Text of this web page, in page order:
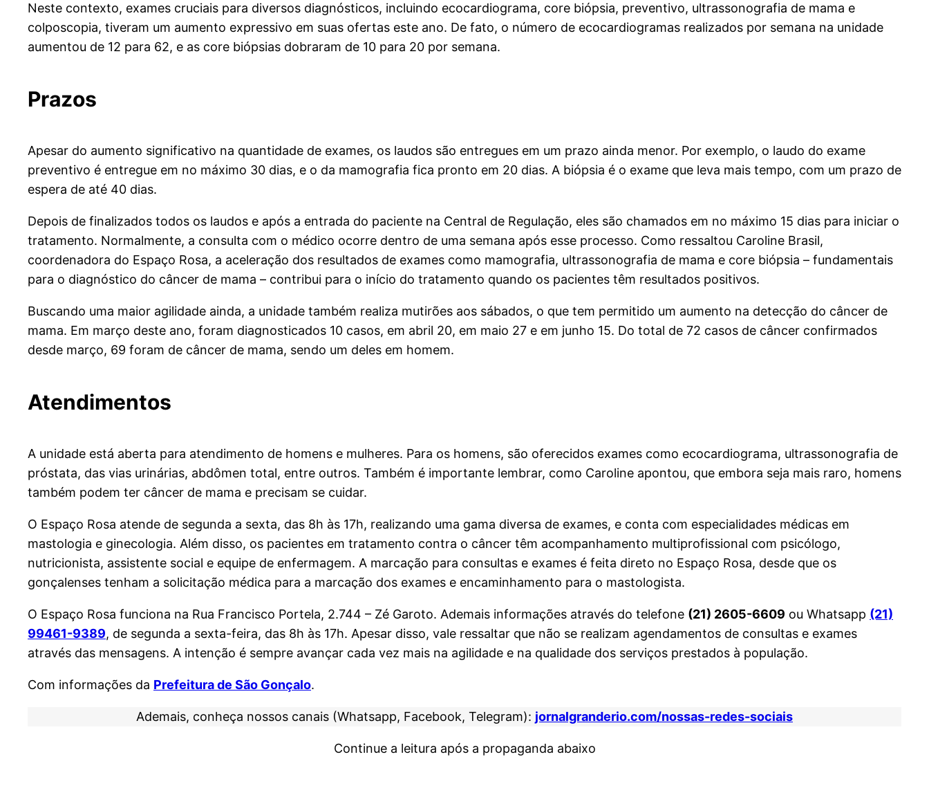
Neste contexto, exames cruciais para diversos diagnósticos, incluindo ecocardiograma, core biópsia, preventivo, ultrassonografia de mama e
colposcopia, tiveram um aumento expressivo em suas ofertas este ano. De fato, o número de ecocardiogramas realizados por semana na unidade
aumentou de 12 para 62, e as core biópsias dobraram de 10 para 20 por semana.
Prazos
Apesar do aumento significativo na quantidade de exames, os laudos são entregues em um prazo ainda menor. Por exemplo, o laudo do exame
preventivo é entregue em no máximo 30 dias, e o da mamografia fica pronto em 20 dias. A biópsia é o exame que leva mais tempo, com um prazo de
espera de até 40 dias.
Depois de finalizados todos os laudos e após a entrada do paciente na Central de Regulação, eles são chamados em no máximo 15 dias para iniciar o
tratamento. Normalmente, a consulta com o médico ocorre dentro de uma semana após esse processo. Como ressaltou Caroline Brasil,
coordenadora do Espaço Rosa, a aceleração dos resultados de exames como mamografia, ultrassonografia de mama e core biópsia – fundamentais
para o diagnóstico do câncer de mama – contribui para o início do tratamento quando os pacientes têm resultados positivos.
Buscando uma maior agilidade ainda, a unidade também realiza mutirões aos sábados, o que tem permitido um aumento na detecção do câncer de
mama. Em março deste ano, foram diagnosticados 10 casos, em abril 20, em maio 27 e em junho 15. Do total de 72 casos de câncer confirmados
desde março, 69 foram de câncer de mama, sendo um deles em homem.
Atendimentos
A unidade está aberta para atendimento de homens e mulheres. Para os homens, são oferecidos exames como ecocardiograma, ultrassonografia de
próstata, das vias urinárias, abdômen total, entre outros. Também é importante lembrar, como Caroline apontou, que embora seja mais raro, homens
também podem ter câncer de mama e precisam se cuidar.
O Espaço Rosa atende de segunda a sexta, das 8h às 17h, realizando uma gama diversa de exames, e conta com especialidades médicas em
mastologia e ginecologia. Além disso, os pacientes em tratamento contra o câncer têm acompanhamento multiprofissional com psicólogo,
nutricionista, assistente social e equipe de enfermagem. A marcação para consultas e exames é feita direto no Espaço Rosa, desde que os
gonçalenses tenham a solicitação médica para a marcação dos exames e encaminhamento para o mastologista.
O Espaço Rosa funciona na Rua Francisco Portela, 2.744 – Zé Garoto. Ademais informações através do telefone (21) 2605-6609 ou Whatsapp (21)
99461-9389, de segunda a sexta-feira, das 8h às 17h. Apesar disso, vale ressaltar que não se realizam agendamentos de consultas e exames
através das mensagens. A intenção é sempre avançar cada vez mais na agilidade e na qualidade dos serviços prestados à população.
Com informações da Prefeitura de São Gonçalo.
Ademais, conheça nossos canais (Whatsapp, Facebook, Telegram): jornalgranderio.com/nossas-redes-sociais
Continue a leitura após a propaganda abaixo